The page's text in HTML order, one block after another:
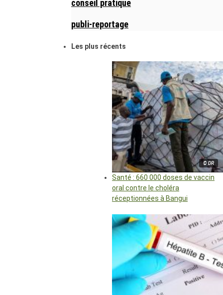
conseil pratique
publi-reportage
Les plus récents
© DR
Santé : 660 000 doses de vaccin
oral contre le choléra
réceptionnées à Bangui